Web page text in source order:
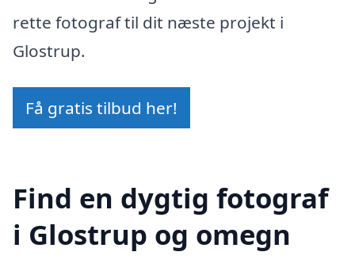
rette fotograf til dit næste projekt i
Glostrup.
Få gratis tilbud her!
Find en dygtig fotograf
i Glostrup og omegn